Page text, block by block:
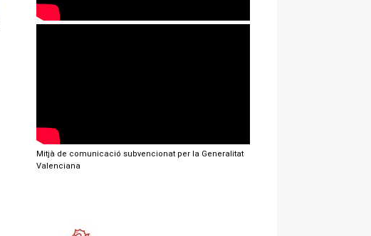
Mitjà de comunicació subvencionat per la Generalitat
Valenciana